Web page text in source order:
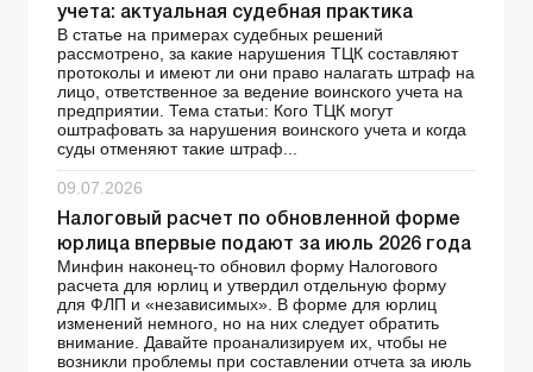
учета: актуальная судебная практика
В статье на примерах судебных решений
рассмотрено, за какие нарушения ТЦК составляют
протоколы и имеют ли они право налагать штраф на
лицо, ответственное за ведение воинского учета на
предприятии. Тема статьи: Кого ТЦК могут
оштрафовать за нарушения воинского учета и когда
суды отменяют такие штраф...
09.07.2026
Налоговый расчет по обновленной форме
юрлица впервые подают за июль 2026 года
Минфин наконец-то обновил форму Налогового
расчета для юрлиц и утвердил отдельную форму
для ФЛП и «независимых». В форме для юрлиц
изменений немного, но на них следует обратить
внимание. Давайте проанализируем их, чтобы не
возникли проблемы при составлении отчета за июль